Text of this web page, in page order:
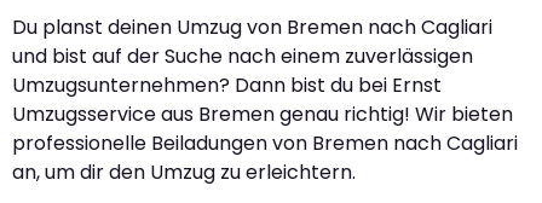
Du planst deinen Umzug von Bremen nach Cagliari
und bist auf der Suche nach einem zuverlässigen
Umzugsunternehmen? Dann bist du bei Ernst
Umzugsservice aus Bremen genau richtig! Wir bieten
professionelle Beiladungen von Bremen nach Cagliari
an, um dir den Umzug zu erleichtern.